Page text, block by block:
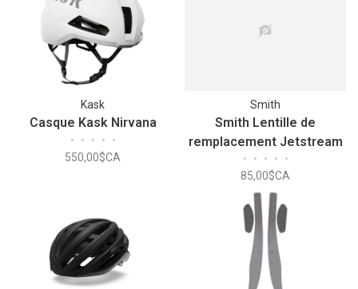
Kask
Casque Kask Nirvana
• • • • •
550,00$CA
Smith
Smith Lentille de
remplacement Jetstream
TT
• • • • •
85,00$CA